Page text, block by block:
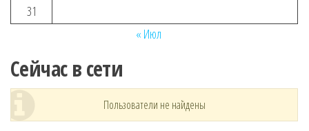
31
« Июл
Сейчас в сети
Пользователи не найдены